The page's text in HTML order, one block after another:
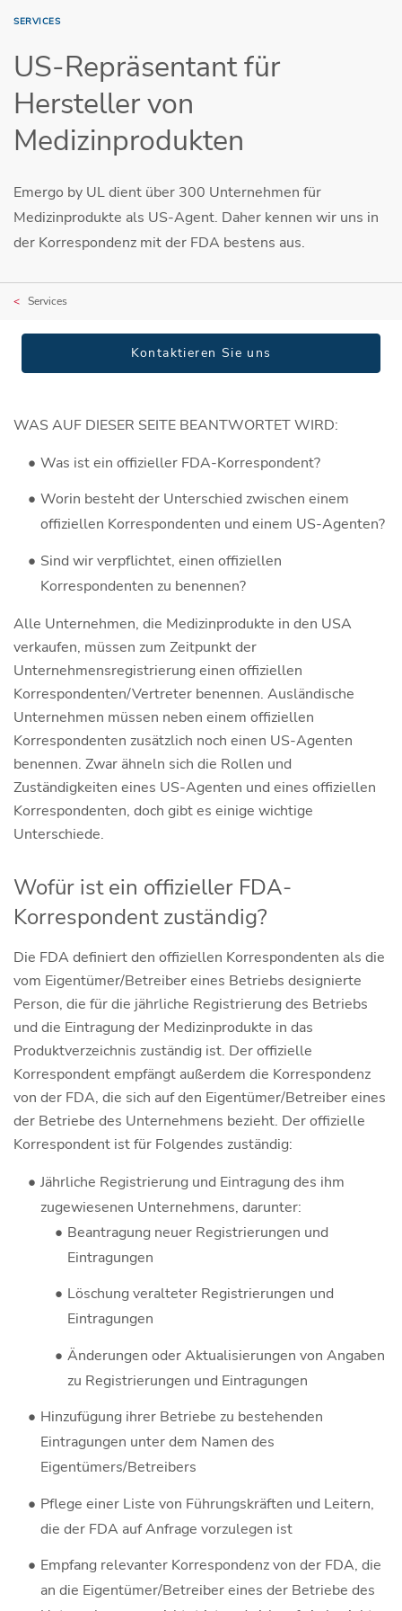
SERVICES
US-Repräsentant für
Hersteller von
Medizinprodukten
Emergo by UL dient über 300 Unternehmen für
Medizinprodukte als US-Agent. Daher kennen wir uns in
der Korrespondenz mit der FDA bestens aus.
Services
Kontaktieren Sie uns
WAS AUF DIESER SEITE BEANTWORTET WIRD:
Was ist ein offizieller FDA-Korrespondent?
Worin besteht der Unterschied zwischen einem
offiziellen Korrespondenten und einem US-Agenten?
Sind wir verpflichtet, einen offiziellen
Korrespondenten zu benennen?
Alle Unternehmen, die Medizinprodukte in den USA
verkaufen, müssen zum Zeitpunkt der
Unternehmensregistrierung einen offiziellen
Korrespondenten/Vertreter benennen. Ausländische
Unternehmen müssen neben einem offiziellen
Korrespondenten zusätzlich noch einen US-Agenten
benennen. Zwar ähneln sich die Rollen und
Zuständigkeiten eines US-Agenten und eines offiziellen
Korrespondenten, doch gibt es einige wichtige
Unterschiede.
Wofür ist ein offizieller FDA-
Korrespondent zuständig?
Die FDA definiert den offiziellen Korrespondenten als die
vom Eigentümer/Betreiber eines Betriebs designierte
Person, die für die jährliche Registrierung des Betriebs
und die Eintragung der Medizinprodukte in das
Produktverzeichnis zuständig ist. Der offizielle
Korrespondent empfängt außerdem die Korrespondenz
von der FDA, die sich auf den Eigentümer/Betreiber eines
der Betriebe des Unternehmens bezieht. Der offizielle
Korrespondent ist für Folgendes zuständig:
Jährliche Registrierung und Eintragung des ihm
zugewiesenen Unternehmens, darunter:
Beantragung neuer Registrierungen und
Eintragungen
Löschung veralteter Registrierungen und
Eintragungen
Änderungen oder Aktualisierungen von Angaben
zu Registrierungen und Eintragungen
Hinzufügung ihrer Betriebe zu bestehenden
Eintragungen unter dem Namen des
Eigentümers/Betreibers
Pflege einer Liste von Führungskräften und Leitern,
die der FDA auf Anfrage vorzulegen ist
Empfang relevanter Korrespondenz von der FDA, die
an die Eigentümer/Betreiber eines der Betriebe des